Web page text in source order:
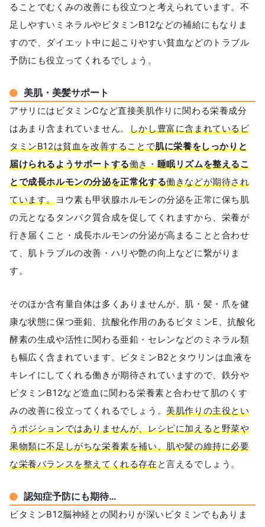
ることでむくみの改善にも役立つと考えられています。不
足しやすいミネラルやビタミンB12などの補給にもなりま
すので、ダイエット中に起こりやすい貧血などのトラブル
予防にも役立ってくれるでしょう。
美肌・美髪サポート
アサリにはビタミンCなど直接美肌作りに関わる栄養成分
はあまり含まれていません。 しかし豊富に含まれているビ
タミンB12は貧血を改善することで肌に栄養をしっかりと
届けられるようサポートする働き・睡眠リズムを整えるこ
とで成長ホルモンの分泌を正常化する働きなどが期待され
ています。ヨウ素も甲状腺ホルモンの分泌を正常に保ち肌
の元となるタンパク質合成を促してくれますから、栄養が
行き届くこと・成長ホルモンの分泌が高まることと合わせ
て、肌トラブルの改善・ハリや艶の向上などに繋がりま
す。
そのほか含有量自体は多くありませんが、肌・髪・爪を健
康な状態に保つ亜鉛、抗酸化作用のあるビタミンE、抗酸化
酵素の生成や活性に関わる亜鉛・セレンなどのミネラル類
も幅広く含まれています。ビタミンB2とタウリンは血液を
キレイにしてくれる働きが期待されていますので、鉄分や
ビタミンB12など造血に関わる栄養素と合わせて肌のくす
みの改善に役立ってくれるでしょう。美肌作りの主役とい
うポジションではありませんが、レシピに加えると野菜や
果物類に不足しがちな栄養素を補い、肌や髪の維持に必要
な栄養バランスを整えてくれる存在と言えるでしょう。
認知症予防にも期待…
ビタミンB12脳神経との関わりが深いビタミンでもありま